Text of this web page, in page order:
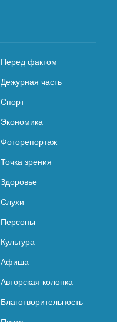
Перед фактом
Дежурная часть
Спорт
Экономика
Фоторепортаж
Точка зрения
Здоровье
Слухи
Персоны
Культура
Афиша
Авторская колонка
Благотворительность